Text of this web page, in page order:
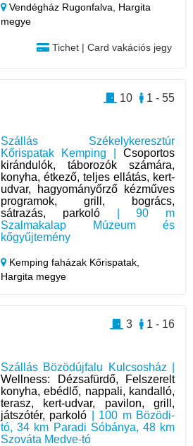
Vendégház Rugonfalva, Hargita
megye
Tichet | Card vakációs jegy
Szállás Székelykeresztúr
Kőrispatak Kemping | Csoportos
kirándulók, táborozók számára,
konyha, étkező, teljes ellátás, kert-
udvar, hagyományőrző kézműves
programok, grill, bogrács,
sátrazás, parkoló| 90 m
Szalmakalap Múzeum és
kőgyűjtemény
Kemping faházak Kőrispatak,
Hargita megye
1 - 55
10
Szállás Bözödújfalu Kulcsosház |
Wellness: Dézsafürdő, Felszerelt
konyha, ebédlő, nappali, kandalló,
terasz, kert-udvar, pavilon, grill,
játszótér, parkoló | 100 m Bözödi-
tó, 34 km Paradi Sóbánya, 48 km
Szováta Medve-tó
1 - 16
3